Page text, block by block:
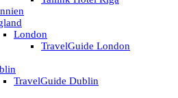
London
TravelGuide London
TravelGuide Dublin